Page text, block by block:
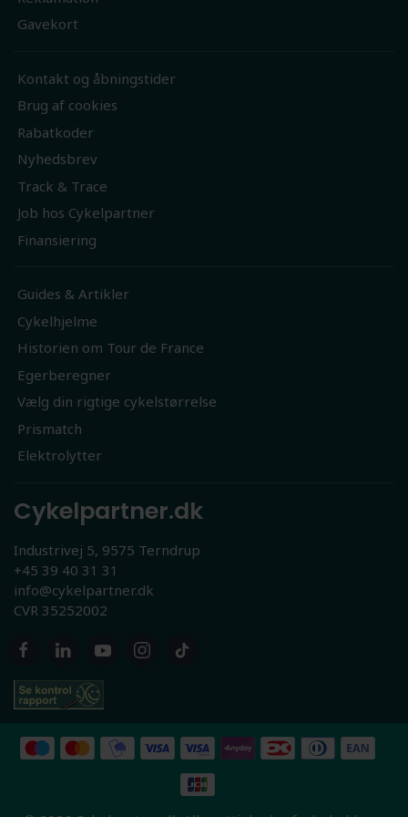
Gavekort
Kontakt og åbningstider
Brug af cookies
Rabatkoder
Nyhedsbrev
Track & Trace
Job hos Cykelpartner
Finansiering
Guides & Artikler
Cykelhjelme
Historien om Tour de France
Egerberegner
Vælg din rigtige cykelstørrelse
Prismatch
Elektrolytter
Cykelpartner.dk
Industrivej 5, 9575 Terndrup
+45 39 40 31 31
info@cykelpartner.dk
CVR 35252002